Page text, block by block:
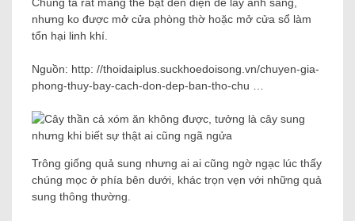
nhưng ko được mở cửa phòng thờ hoặc mở cửa sổ làm
tổn hại linh khí.
Nguồn: http: //thoidaiplus.suckhoedoisong.vn/chuyen-gia-
phong-thuy-bay-cach-don-dep-ban-tho-chu …
Trông giống quả sung nhưng ai ai cũng ngờ ngạc lúc thấy
chúng mọc ở phía bên dưới, khác trọn vẹn với những quả
sung thông thường.